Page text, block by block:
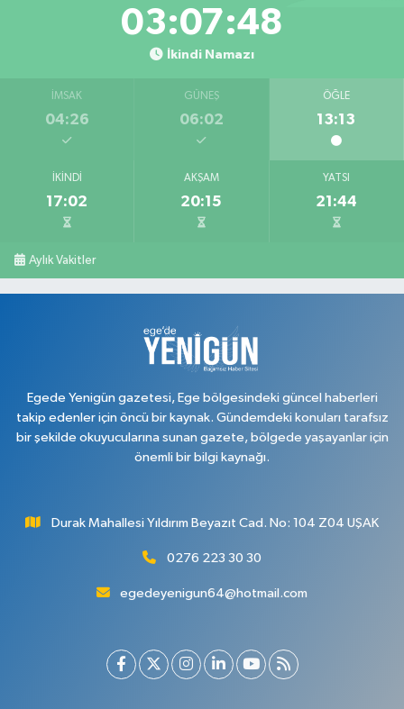
03:07:47
İkindi Namazı
İMSAK
04:26
GÜNEŞ
06:02
ÖĞLE
13:13
İKINDI
17:02
AKŞAM
20:15
YATSI
21:44
Aylık Vakitler
Egede Yenigün gazetesi, Ege bölgesindeki güncel haberleri
takip edenler için öncü bir kaynak. Gündemdeki konuları tarafsız
bir şekilde okuyucularına sunan gazete, bölgede yaşayanlar için
önemli bir bilgi kaynağı.
Durak Mahallesi Yıldırım Beyazıt Cad. No: 104 Z04 UŞAK
0276 223 30 30
egedeyenigun64@hotmail.com